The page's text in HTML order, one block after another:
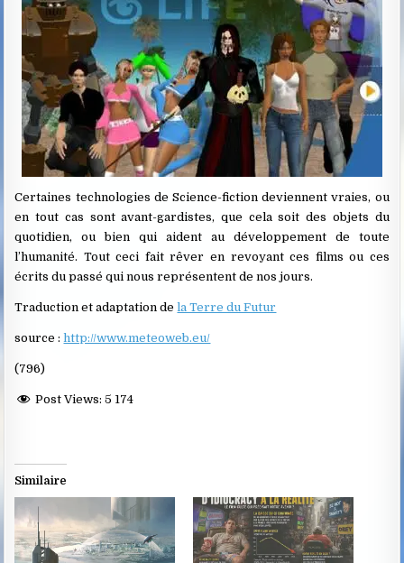
Certaines technologies de Science-fiction deviennent vraies, ou
en tout cas sont avant-gardistes, que cela soit des objets du
quotidien, ou bien qui aident au développement de toute
l’humanité. Tout ceci fait rêver en revoyant ces films ou ces
écrits du passé qui nous représentent de nos jours.
Traduction et adaptation dela Terre du Futur
source :http://www.meteoweb.eu/
(796)
Post Views: 5 174
Similaire